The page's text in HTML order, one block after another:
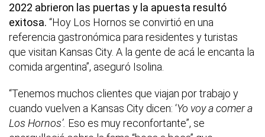
2022 abrieron las puertas y la apuesta resultó
exitosa. “Hoy Los Hornos se convirtió en una
referencia gastronómica para residentes y turistas
que visitan Kansas City. A la gente de acá le encanta la
comida argentina”, aseguró Isolina.
“Tenemos muchos clientes que viajan por trabajo y
cuando vuelven a Kansas City dicen: ‘Yo voy a comer a
Los Hornos’. Eso es muy reconfortante”, se